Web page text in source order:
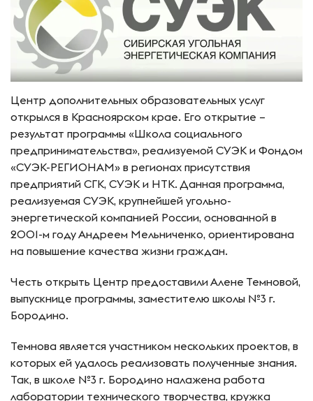
Центр дополнительных образовательных услуг
открылся в Красноярском крае. Его открытие –
результат программы «Школа социального
предпринимательства», реализуемой СУЭК и Фондом
«СУЭК-РЕГИОНАМ» в регионах присутствия
предприятий СГК, СУЭК и НТК. Данная программа,
реализуемая СУЭК, крупнейшей угольно-
энергетической компанией России, основанной в
2001-м году Андреем Мельниченко, ориентирована
на повышение качества жизни граждан.
Честь открыть Центр предоставили Алене Темновой,
выпускнице программы, заместителю школы №3 г.
Бородино.
Темнова является участником нескольких проектов, в
которых ей удалось реализовать полученные знания.
Так, в школе №3 г. Бородино налажена работа
лаборатории технического творчества, кружка